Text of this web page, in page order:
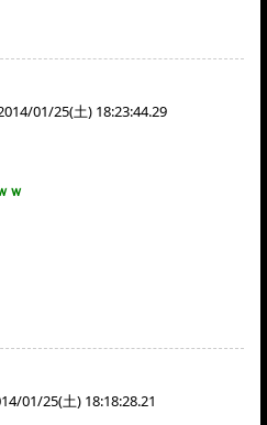
01/25(土) 18:23:44.29
ｗ
01/25(土) 18:18:28.21